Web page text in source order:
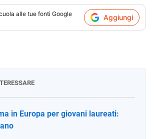
alle tue fonti Google
Aggiungi
in Europa per giovani laureati: